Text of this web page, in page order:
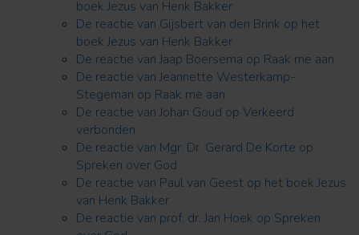
boek Jezus van Henk Bakker
De reactie van Gijsbert van den Brink op het
boek Jezus van Henk Bakker
De reactie van Jaap Boersema op Raak me aan
De reactie van Jeannette Westerkamp-
Stegeman op Raak me aan
De reactie van Johan Goud op Verkeerd
verbonden
De reactie van Mgr. Dr. Gerard De Korte op
Spreken over God
De reactie van Paul van Geest op het boek Jezus
van Henk Bakker
De reactie van prof. dr. Jan Hoek op Spreken